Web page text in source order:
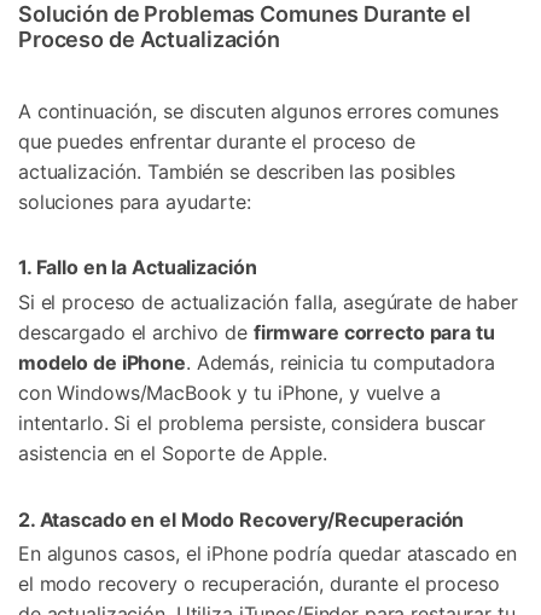
Solución de Problemas Comunes Durante el
Proceso de Actualización
A continuación, se discuten algunos errores comunes
que puedes enfrentar durante el proceso de
actualización. También se describen las posibles
soluciones para ayudarte:
1. Fallo en la Actualización
Si el proceso de actualización falla, asegúrate de haber
descargado el archivo de firmware correcto para tu
modelo de iPhone. Además, reinicia tu computadora
con Windows/MacBook y tu iPhone, y vuelve a
intentarlo. Si el problema persiste, considera buscar
asistencia en el Soporte de Apple.
2. Atascado en el Modo Recovery/Recuperación
En algunos casos, el iPhone podría quedar atascado en
el modo recovery o recuperación, durante el proceso